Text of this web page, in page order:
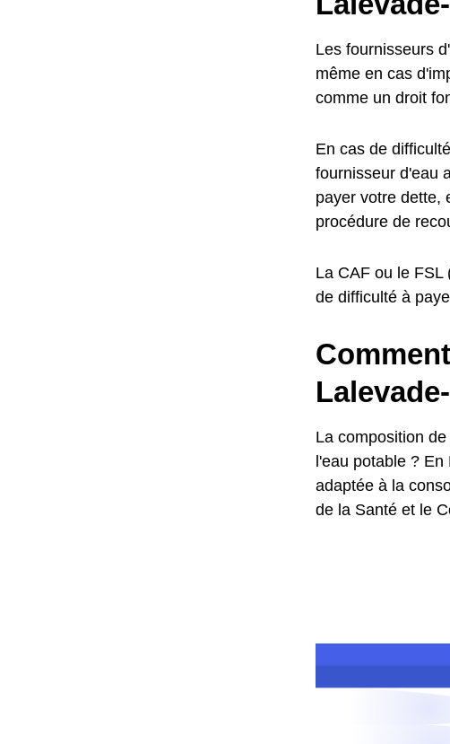
Les fournisseurs
même en cas
comme un droit
En cas de
fournisseur d'eau
payer votre dette,
procédure de
La CAF ou le
de difficulté à
La composition
l'eau potable ?
adaptée à la
de la Santé et le